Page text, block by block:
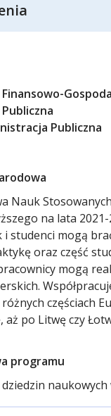
Publiczna
Nauk
na lata
studenci mogą
oraz część
mogą
częściach
aż po Litwę czy
programu
dziedzin